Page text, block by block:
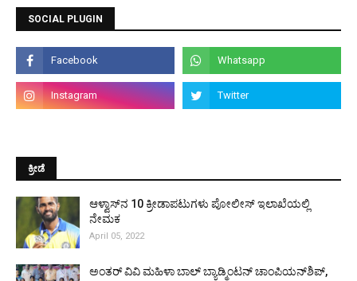
SOCIAL PLUGIN
ಕ್ರೀಡೆ
ಆಳ್ವಾಸ್‌ನ 10 ಕ್ರೀಡಾಪಟುಗಳು ಪೋಲೀಸ್ ಇಲಾಖೆಯಲ್ಲಿ
ನೇಮಕ
April 05, 2022
ಅಂತರ್ ವಿವಿ ಮಹಿಳಾ ಬಾಲ್ ಬ್ಯಾಡ್ಮಿಂಟನ್ ಚಾಂಪಿಯನ್‌ಶಿಪ್,